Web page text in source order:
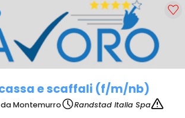
e scaffali (f/m/nb)
da Montemurro
Randstad Italia Spa